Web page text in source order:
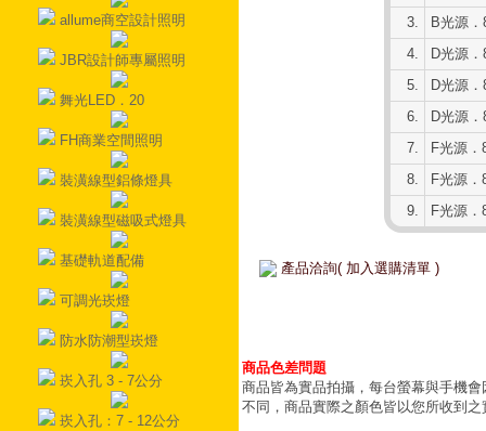
allume商空設計照明
JBR設計師專屬照明
舞光LED．20
FH商業空間照明
裝潢線型鋁條燈具
裝潢線型磁吸式燈具
基礎軌道配備
可調光崁燈
防水防潮型崁燈
崁入孔 3 - 7公分
崁入孔：7 - 12公分
3.
B光源
4.
D光源
5.
D光源
6.
D光源
7.
F光源．
8.
F光源．
9.
F光源．
產品洽詢( 加入選購清單 )
商品色差問題
商品皆為實品拍攝，每台螢幕與手機
不同，商品實際之顏色皆以您所收到之